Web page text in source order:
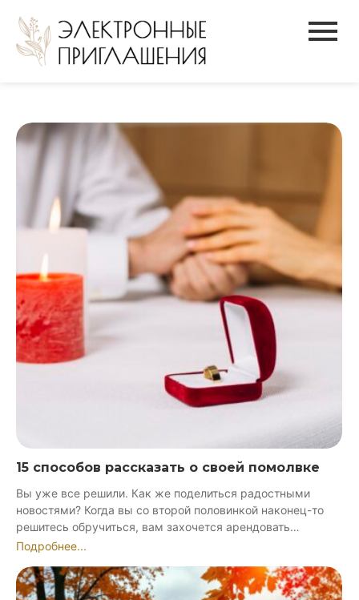
15 способов рассказать о своей помолвке
Вы уже все решили. Как же поделиться радостными
новостями? Когда вы со второй половинкой наконец-то
решитесь обручиться, вам захочется арендовать…
Подробнее...